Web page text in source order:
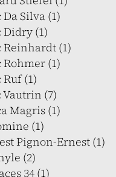
Da Silva (1)
Didry (1)
Reinhardt (1)
Rohmer (1)
Ruf (1)
Vautrin (7)
Magris (1)
(1)
Pignon-Ernest (1)
(2)
34 (1)